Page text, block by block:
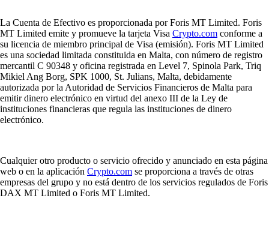
La Cuenta de Efectivo es proporcionada por Foris MT Limited. Foris
MT Limited emite y promueve la tarjeta Visa Crypto.com conforme a
su licencia de miembro principal de Visa (emisión). Foris MT Limited
es una sociedad limitada constituida en Malta, con número de registro
mercantil C 90348 y oficina registrada en Level 7, Spinola Park, Triq
Mikiel Ang Borg, SPK 1000, St. Julians, Malta, debidamente
autorizada por la Autoridad de Servicios Financieros de Malta para
emitir dinero electrónico en virtud del anexo III de la Ley de
instituciones financieras que regula las instituciones de dinero
electrónico.
Cualquier otro producto o servicio ofrecido y anunciado en esta página
web o en la aplicación Crypto.com se proporciona a través de otras
empresas del grupo y no está dentro de los servicios regulados de Foris
DAX MT Limited o Foris MT Limited.